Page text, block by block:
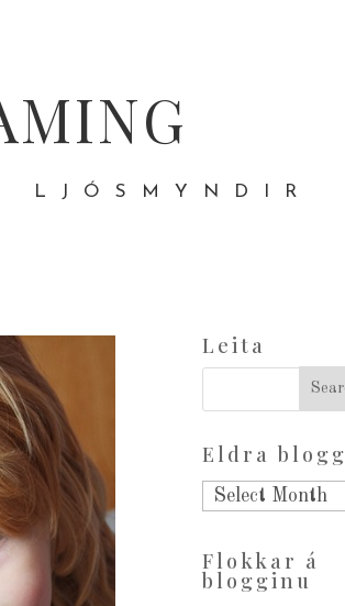
Leita
Eldra blogg
Eldra
Flokkar á
blogginu